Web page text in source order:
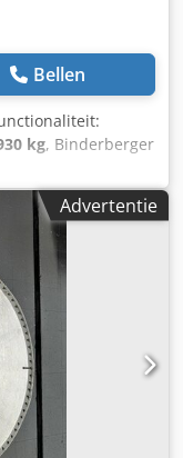
Bellen
kg, Binderberger
Aidewa
met
130 cm
27, achterwaarts:
Advertentie